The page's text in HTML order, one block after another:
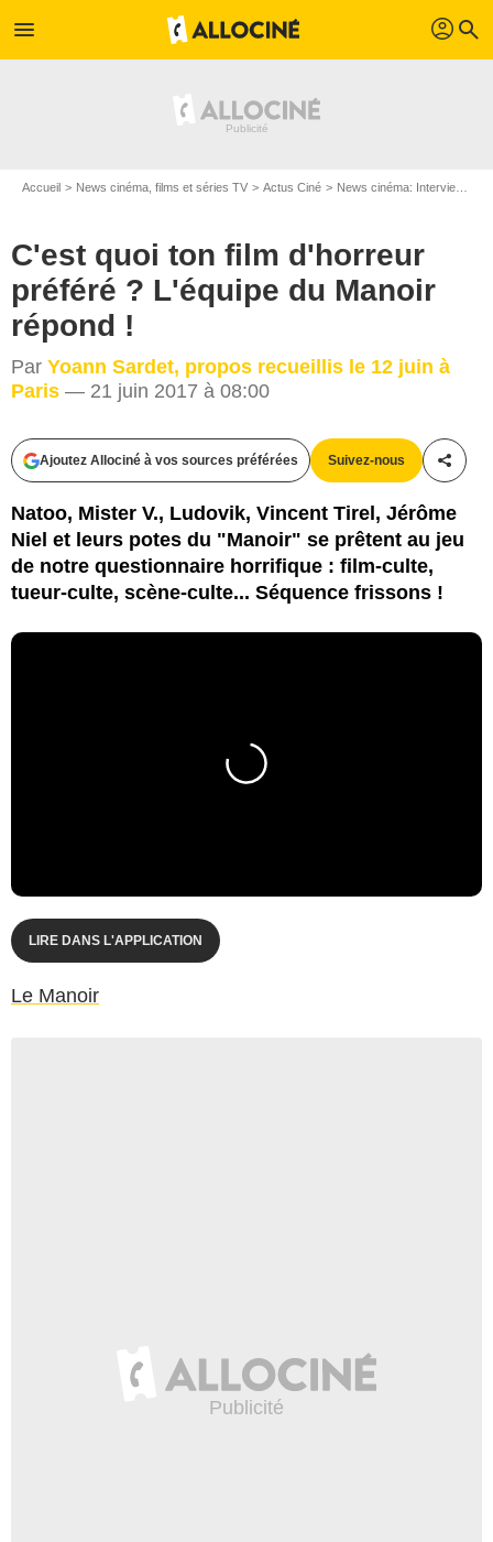
menu profil search
Accueil News cinéma, films et séries TV Actus Ciné News cinéma: Interviews
C'est quoi ton film d'horreur
préféré ? L'équipe du Manoir
répond !
Par Yoann Sardet, propos recueillis le 12 juin à
Paris — 21 juin 2017 à 08:00
Ajoutez Allociné à vos sources préférées Suivez-nous
Natoo, Mister V., Ludovik, Vincent Tirel, Jérôme
Niel et leurs potes du "Manoir" se prêtent au jeu
de notre questionnaire horrifique : film-culte,
tueur-culte, scène-culte... Séquence frissons !
LIRE DANS L'APPLICATION
Le Manoir